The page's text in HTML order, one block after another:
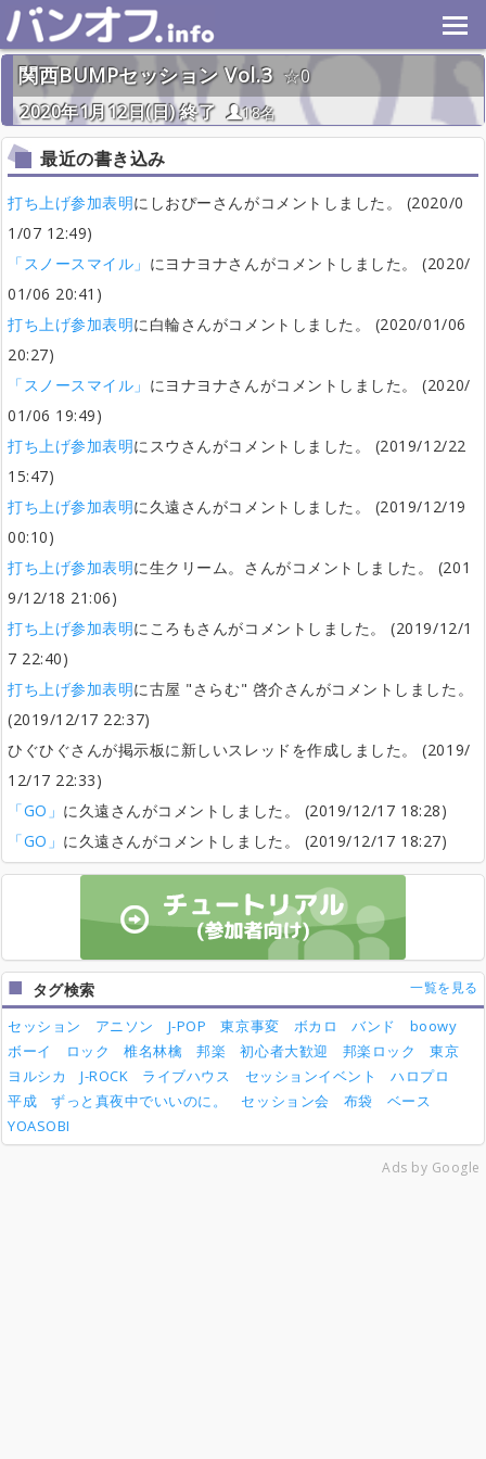
関西BUMPセッション Vol.3
0
2020年1月12日(日) 終了
18名
最近の書き込み
打ち上げ参加表明にしおぴーさんがコメントしました。 (2020/0
1/07 12:49)
「スノースマイル」 にヨナヨナさんがコメントしました。 (2020/
01/06 20:41)
打ち上げ参加表明に白輪さんがコメントしました。 (2020/01/06
20:27)
「スノースマイル」 にヨナヨナさんがコメントしました。 (2020/
01/06 19:49)
打ち上げ参加表明にスウさんがコメントしました。 (2019/12/22
15:47)
打ち上げ参加表明に久遠さんがコメントしました。 (2019/12/19
00:10)
打ち上げ参加表明に生クリーム。さんがコメントしました。 (201
9/12/18 21:06)
打ち上げ参加表明にころもさんがコメントしました。 (2019/12/1
7 22:40)
打ち上げ参加表明に古屋 "さらむ" 啓介さんがコメントしました。
(2019/12/17 22:37)
ひぐひぐさんが掲示板に新しいスレッドを作成しました。 (2019/
12/17 22:33)
「GO」 に久遠さんがコメントしました。 (2019/12/17 18:28)
「GO」 に久遠さんがコメントしました。 (2019/12/17 18:27)
タグ検索 一覧を見る
セッション アニソン J-POP 東京事変 ボカロ バンド
boowy
ボーイ
ロック 椎名林檎 邦楽 初心者大歓迎 邦楽ロック
東京
ヨルシカ
J-ROCK ライブハウス セッションイベント
ハロプロ
平成
ずっと真夜中でいいのに。 セッション会 布袋
ベース
YOASOBI
Ads by Google